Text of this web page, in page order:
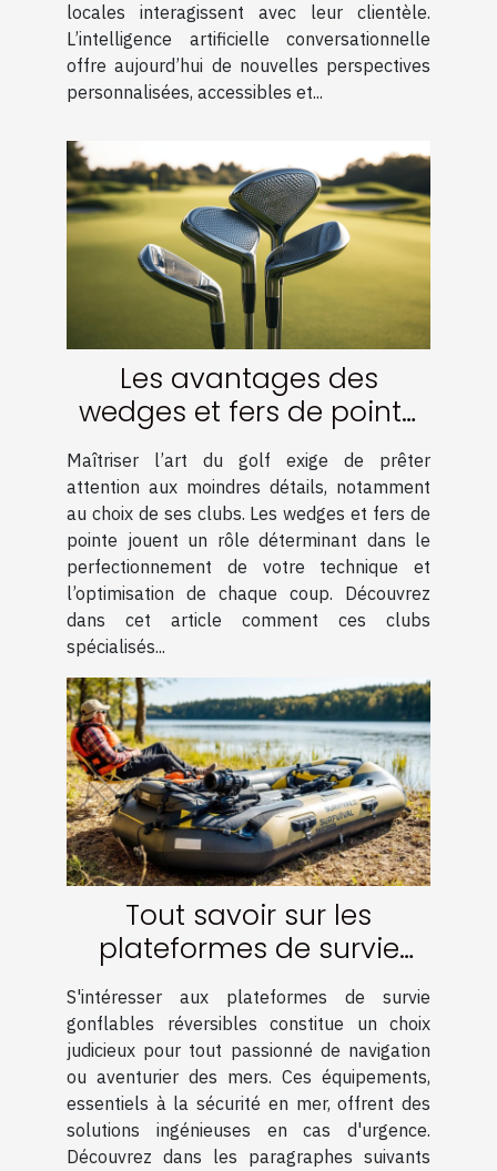
locales interagissent avec leur clientèle.
L’intelligence artificielle conversationnelle
offre aujourd’hui de nouvelles perspectives
personnalisées, accessibles et...
Les avantages des
wedges et fers de pointe
pour votre technique
Maîtriser l’art du golf exige de prêter
attention aux moindres détails, notamment
au choix de ses clubs. Les wedges et fers de
pointe jouent un rôle déterminant dans le
perfectionnement de votre technique et
l’optimisation de chaque coup. Découvrez
dans cet article comment ces clubs
spécialisés...
Tout savoir sur les
plateformes de survie
gonflables réversibles
S'intéresser aux plateformes de survie
gonflables réversibles constitue un choix
judicieux pour tout passionné de navigation
ou aventurier des mers. Ces équipements,
essentiels à la sécurité en mer, offrent des
solutions ingénieuses en cas d'urgence.
Découvrez dans les paragraphes suivants